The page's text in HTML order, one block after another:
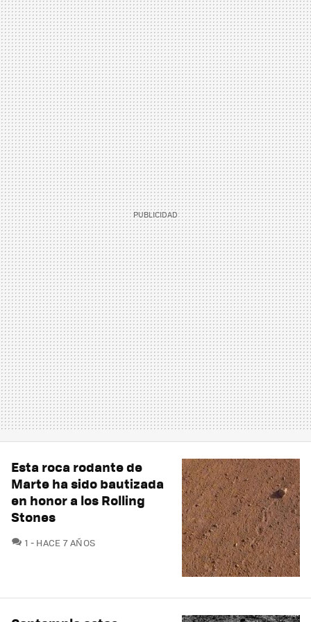
Esta roca rodante de
Marte ha sido bautizada
en honor a los Rolling
Stones
1 COMENTARIOS
HACE 7 AÑOS